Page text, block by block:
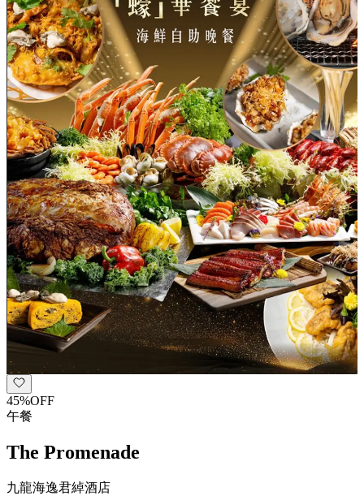
45%OFF
午餐
The Promenade
九龍海逸君綽酒店